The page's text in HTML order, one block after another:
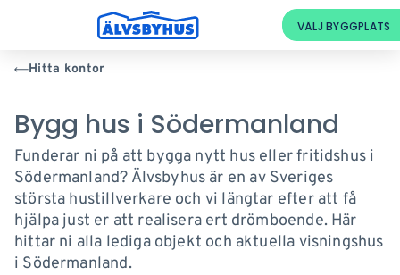
Hitta kontor
Bygg hus i Södermanland
Funderar ni på att bygga nytt hus eller fritidshus i
Södermanland? Älvsbyhus är en av Sveriges
största hustillverkare och vi längtar efter att få
hjälpa just er att realisera ert drömboende. Här
hittar ni alla lediga objekt och aktuella visningshus
i Södermanland.